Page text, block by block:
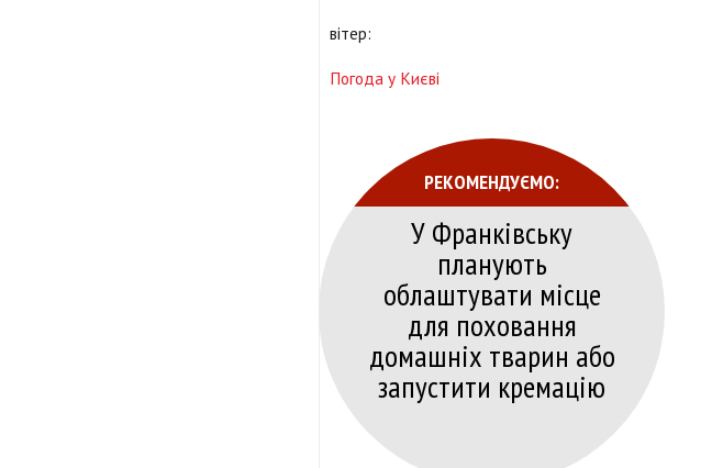
вітер:
Погода у Києві
РЕКОМЕНДУЄМО:
У Франківську
планують
облаштувати місце
для поховання
домашніх тварин або
запустити кремацію